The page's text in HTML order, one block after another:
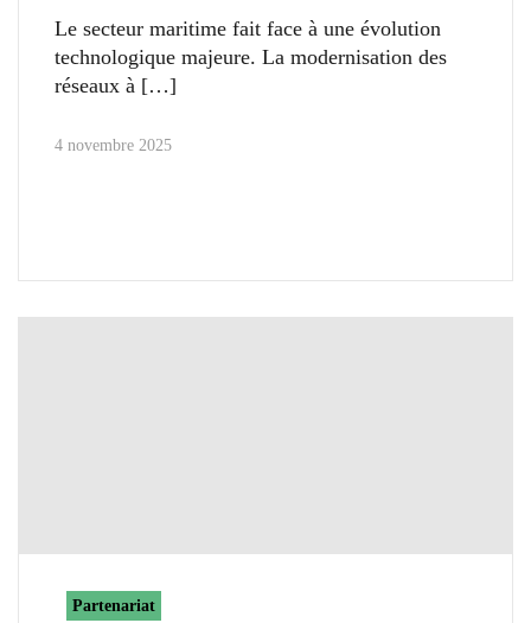
Le secteur maritime fait face à une évolution
technologique majeure. La modernisation des
réseaux à
4 novembre 2025
Partenariat